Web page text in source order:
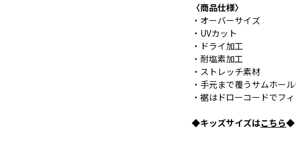
〈商品仕様〉
・オーバーサイズ
・UVカット
・ドライ加工
・耐塩素加工
・ストレッチ素材
・手元まで覆うサムホー
・裾はドローコードでフ
◆キッズサイズはこちら◆